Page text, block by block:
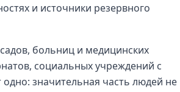
и источники резервного
больниц и медицинских
социальных учреждений с
значительная часть людей не